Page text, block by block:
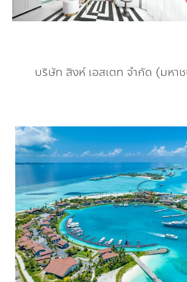
บริษัท สิงห์ เอสเตท จำกัด (มหา
CROSSROADS
Maldives ได้
รับ
เลือก
เป็น
โครงการ
ต้นแบบ
จาก
ยูเอ็น